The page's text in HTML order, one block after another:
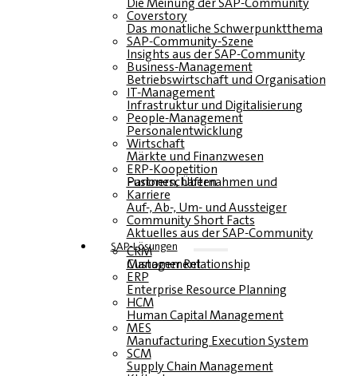
Coverstory
Das monatliche Schwerpunktthema
SAP-Community-Szene
Insights aus der SAP-Community
Business-Management
Betriebswirtschaft und Organisation
IT-Management
Infrastruktur und Digitalisierung
People-Management
Personalentwicklung
Wirtschaft
Märkte und Finanzwesen
ERP-Koopetition
Fusionen, Übernahmen und Partnerschaften
Karriere
Auf-, Ab-, Um- und Aussteiger
Community Short Facts
Aktuelles aus der SAP-Community
SAP-Lösungen
CRM
Customer Relationship Management
ERP
Enterprise Resource Planning
HCM
Human Capital Management
MES
Manufacturing Execution System
SCM
Supply Chain Management